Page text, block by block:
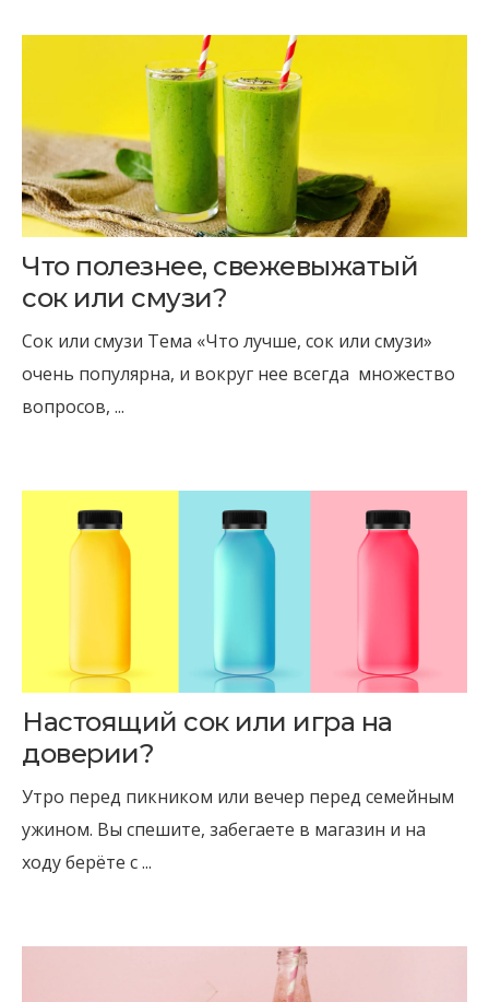
Что полезнее, свежевыжатый
сок или смузи?
Сок или смузи Тема «Что лучше, сок или смузи»
очень популярна, и вокруг нее всегда множество
вопросов, ...
Настоящий сок или игра на
доверии?
Утро перед пикником или вечер перед семейным
ужином. Вы спешите, забегаете в магазин и на
ходу берёте с ...